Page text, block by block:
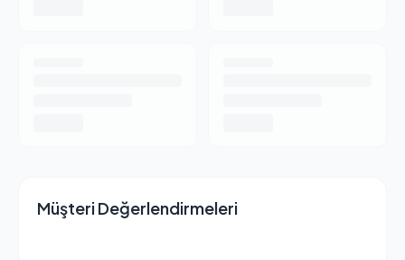
Müşteri Değerlendirmeleri